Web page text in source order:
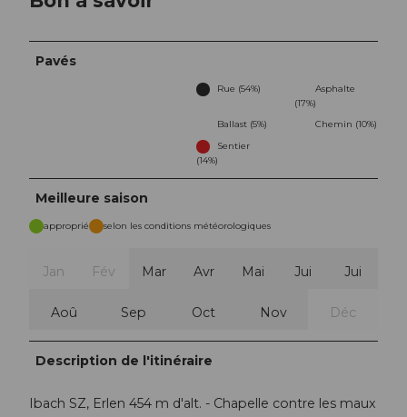
Pavés
Rue (54%)
Asphalte
(17%)
Ballast (5%)
Chemin (10%)
Sentier
(14%)
Meilleure saison
approprié selon les conditions météorologiques
Jan Fév Mar Avr Mai Jui Jui
Aoû Sep Oct Nov Déc
Description de l'itinéraire
Ibach SZ, Erlen 454 m d'alt. - Chapelle contre les maux